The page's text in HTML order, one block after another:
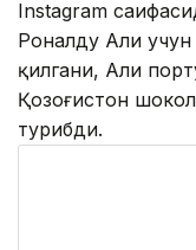
Instagram
Роналду Али учун
қилгани, Али
Қозоғистон
турибди.